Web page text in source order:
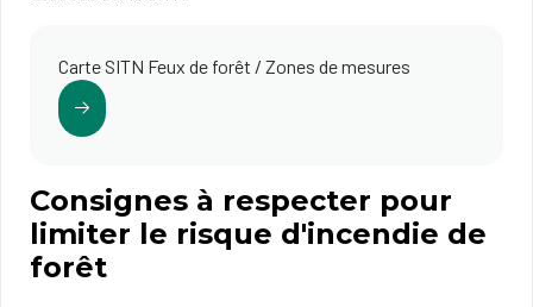
Carte SITN Feux de forêt / Zones de mesures
Consignes à respecter pour
limiter le risque d'incendie de
forêt